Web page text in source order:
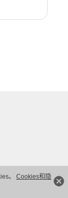
。 Cookies和隐